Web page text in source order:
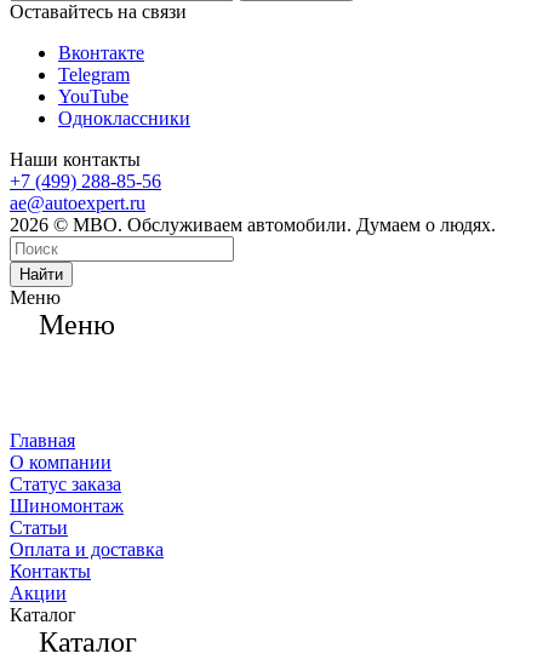
Оставайтесь на связи
Вконтакте
Telegram
YouTube
Одноклассники
Наши контакты
+7 (499) 288-85-56
ae@autoexpert.ru
2026 © МВО. Обслуживаем автомобили. Думаем о людях.
Найти
Меню
Меню
Главная
О компании
Статус заказа
Шиномонтаж
Статьи
Оплата и доставка
Контакты
Акции
Каталог
Каталог